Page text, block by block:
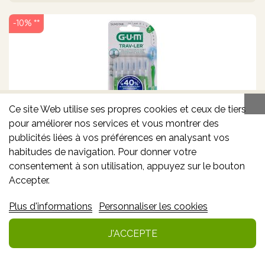
GUM TRAV-LER BROSSE INTERDENTAIRE 1,1
MM (6)
6.14€
6.82€*
-10% **
Ce site Web utilise ses propres cookies et ceux de tiers
pour améliorer nos services et vous montrer des
publicités liées à vos préférences en analysant vos
habitudes de navigation. Pour donner votre
consentement à son utilisation, appuyez sur le bouton
Accepter.
Plus d'informations Personnaliser les cookies
J'ACCEPTE